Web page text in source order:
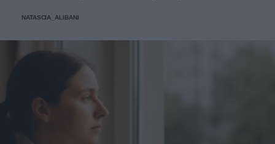
NATASCIA_ALIBANI